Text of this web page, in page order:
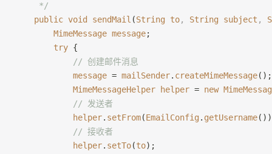
     */
    public
void sendMail (String to, String subject ,
        MimeMessage
message;
        try
{
            // 创建邮件消息
            message
= mailSender. createMimeMessage();
            MimeMessageHelper
helper = new
            // 发送者
            helper
. setFrom(EmailConfig . getUsername
            // 接收者
            helper
. setTo(to);